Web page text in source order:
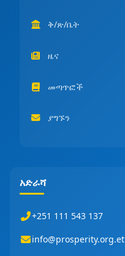
ቅ/ጽ/ቤት
ዜና
መጣጥፎች
ያግኙን
አድራሻ
+251 111 543 137
info@prosperity.org.et